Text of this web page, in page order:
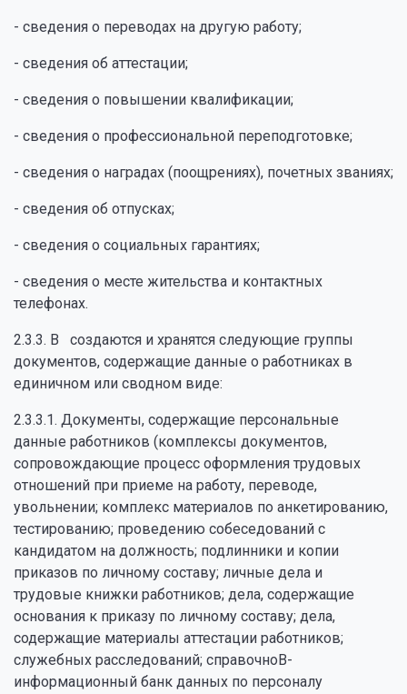
- сведения о переводах на другую работу;
- сведения об аттестации;
- сведения о повышении квалификации;
- сведения о профессиональной переподготовке;
- сведения о наградах (поощрениях), почетных званиях;
- сведения об отпусках;
- сведения о социальных гарантиях;
- сведения о месте жительства и контактных
телефонах.
2.3.3. В создаются и хранятся следующие группы
документов, содержащие данные о работниках в
единичном или сводном виде:
2.3.3.1. Документы, содержащие персональные
данные работников (комплексы документов,
сопровождающие процесс оформления трудовых
отношений при приеме на работу, переводе,
увольнении; комплекс материалов по анкетированию,
тестированию; проведению собеседований с
кандидатом на должность; подлинники и копии
приказов по личному составу; личные дела и
трудовые книжки работников; дела, содержащие
основания к приказу по личному составу; дела,
содержащие материалы аттестации работников;
служебных расследований; справочноВ­-
информационный банк данных по персоналу